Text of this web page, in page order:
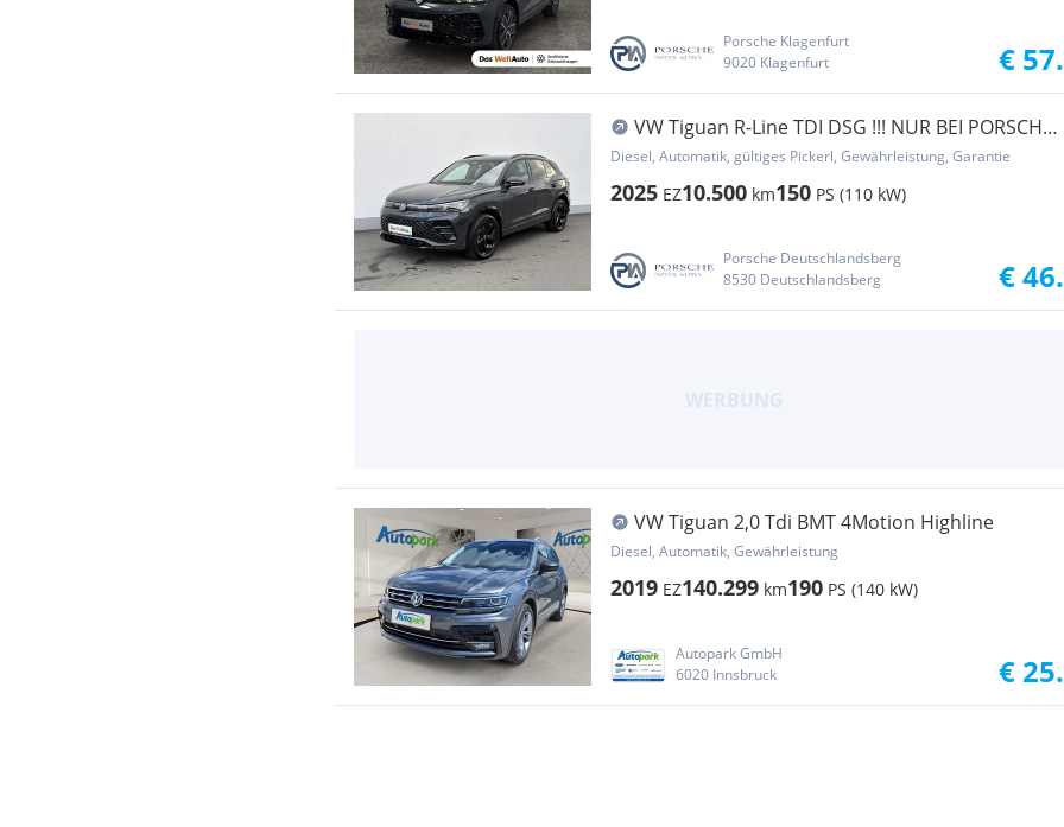
Porsche Klagenfurt
9020 Klagenfurt
€
VW Tiguan R-Line TDI DSG !!! NUR BEI PORSCHE
BANK ...
Diesel, Automatik, gültiges Pickerl, Gewährleistung, Garantie
2025 EZ10.500 km150 PS (110 kW)
Porsche Deutschlandsberg
8530 Deutschlandsberg
€
VW Tiguan 2,0 Tdi BMT 4Motion Highline
Diesel, Automatik, Gewährleistung
2019 EZ140.299 km190 PS (140 kW)
Autopark GmbH
6020 Innsbruck
€